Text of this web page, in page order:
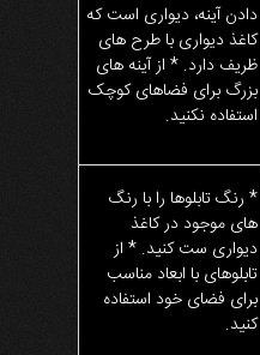
دادن آینه، دیواری است که
کاغذ دیواری با طرح های
ظریف دارد. * از آینه های
بزرگ برای فضاهای کوچک
استفاده نکنید.
* رنگ تابلوها را با رنگ
های موجود در کاغذ
دیواری ست کنید. * از
تابلوهای با ابعاد مناسب
برای فضای خود استفاده
کنید.